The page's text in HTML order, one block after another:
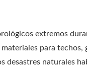
extremos
para techos,
desastres naturales